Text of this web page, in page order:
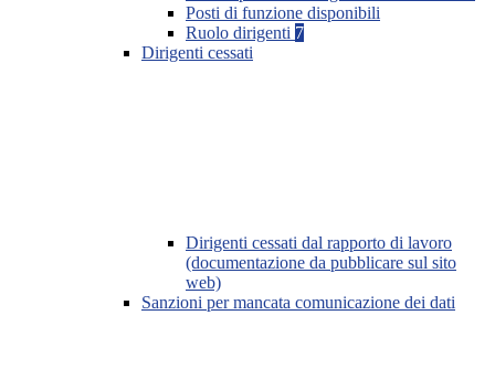
Posti di funzione disponibili
Ruolo dirigenti 7
Dirigenti cessati
Dirigenti cessati dal rapporto di lavoro
(documentazione da pubblicare sul sito
web)
Sanzioni per mancata comunicazione dei dati